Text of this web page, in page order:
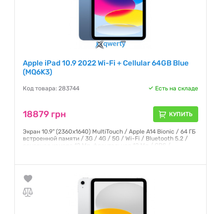
Apple iPad 10.9 2022 Wi-Fi + Cellular 64GB Blue
(MQ6K3)
Код товара: 283744 Есть на складе
18879 грн КУПИТЬ
Экран 10.9" (2360x1640) MultiTouch / Apple A14 Bionic / 64 ГБ
встроенной памяти / 3G / 4G / 5G / Wi-Fi / Bluetooth 5.2 /
основная камера 12 Мп, фронтальная 12 Мп / GPS /
Гарантия:6 месяцев